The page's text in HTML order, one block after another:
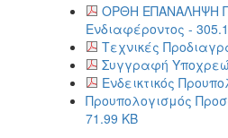
ΟΡΘΗ ΕΠΑΝΑΛΗΨΗ
Ενδιαφέροντος -
Τεχνικές
Συγγραφή
Ενδεικτικός
Προυπολογισμός
71.99 KB